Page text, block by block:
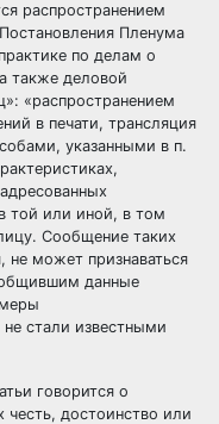
распространением
Пленума
по делам о
также деловой
«распространением
в печати, трансляция
указанными в п.
той или иной, в том
Сообщение таких
не может признаваться
данные
стали известными
говорится о
честь, достоинство или